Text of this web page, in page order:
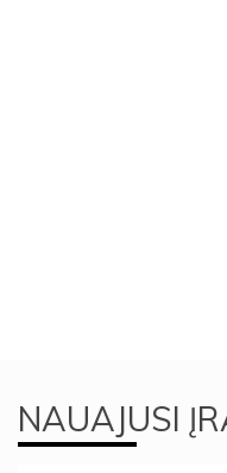
NAUAJUSI